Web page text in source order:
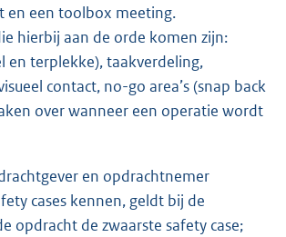
en een toolbox meeting.
hierbij aan de orde komen zijn:
en terplekke), taakverdeling,
contact, no-go area’s (snap back
over wanneer een operatie wordt
en opdrachtnemer
cases kennen, geldt bij de
opdracht de zwaarste safety case;